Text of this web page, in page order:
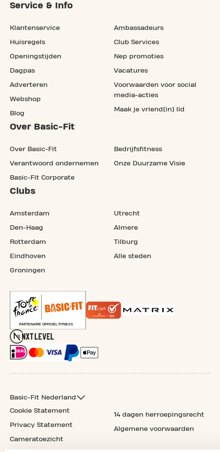
Service & Info
Klantenservice
Huisregels
Openingstijden
Dagpas
Adverteren
Webshop
Blog
Ambassadeurs
Club Services
Nep promoties
Vacatures
Voorwaarden voor social
media-acties
Maak je vriend(in) lid
Over Basic-Fit
Over Basic-Fit
Verantwoord ondernemen
Basic-Fit Corporate
Bedrijfsfitness
Onze Duurzame Visie
Clubs
Amsterdam
Den-Haag
Rotterdam
Eindhoven
Groningen
Utrecht
Almere
Tilburg
Alle steden
Basic-Fit Nederland
Cookie Statement
Privacy Statement
Cameratoezicht
14 dagen herroepingsrecht
Algemene voorwaarden